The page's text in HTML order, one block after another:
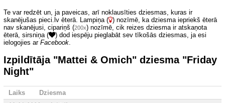
Te var redzēt un, ja paveicas, arī noklausīties dziesmas, kuras ir
skanējušas pieci.lv ēterā. Lampiņa ( ) nozīmē, ka dziesma iepriekš ēterā
nav skanējusi, cipariņš (200x) nozīmē, cik reizes dziesma ir atskaņota
ēterā, sirsniņa (
) dod iespēju pieglabāt sev tīkošās dziesmas, ja esi
ielogojies ar Facebook.
Izpildītāja "Mattei & Omich" dziesma "Friday
Night"
Laiks
Dziesma